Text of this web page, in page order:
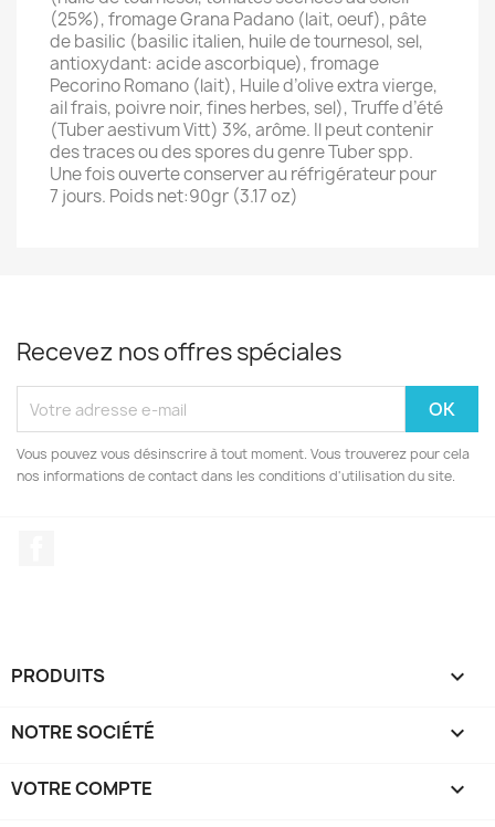
(25%), fromage Grana Padano (lait, oeuf), pâte
de basilic (basilic italien, huile de tournesol, sel,
antioxydant: acide ascorbique), fromage
Pecorino Romano (lait), Huile d’olive extra vierge,
ail frais, poivre noir, fines herbes, sel), Truffe d’été
(Tuber aestivum Vitt) 3%, arôme. Il peut contenir
des traces ou des spores du genre Tuber spp.
Une fois ouverte conserver au réfrigérateur pour
7 jours. Poids net:90gr (3.17 oz)
Recevez nos offres spéciales
Vous pouvez vous désinscrire à tout moment. Vous trouverez pour cela
nos informations de contact dans les conditions d'utilisation du site.
PRODUITS 
NOTRE SOCIÉTÉ 
VOTRE COMPTE 